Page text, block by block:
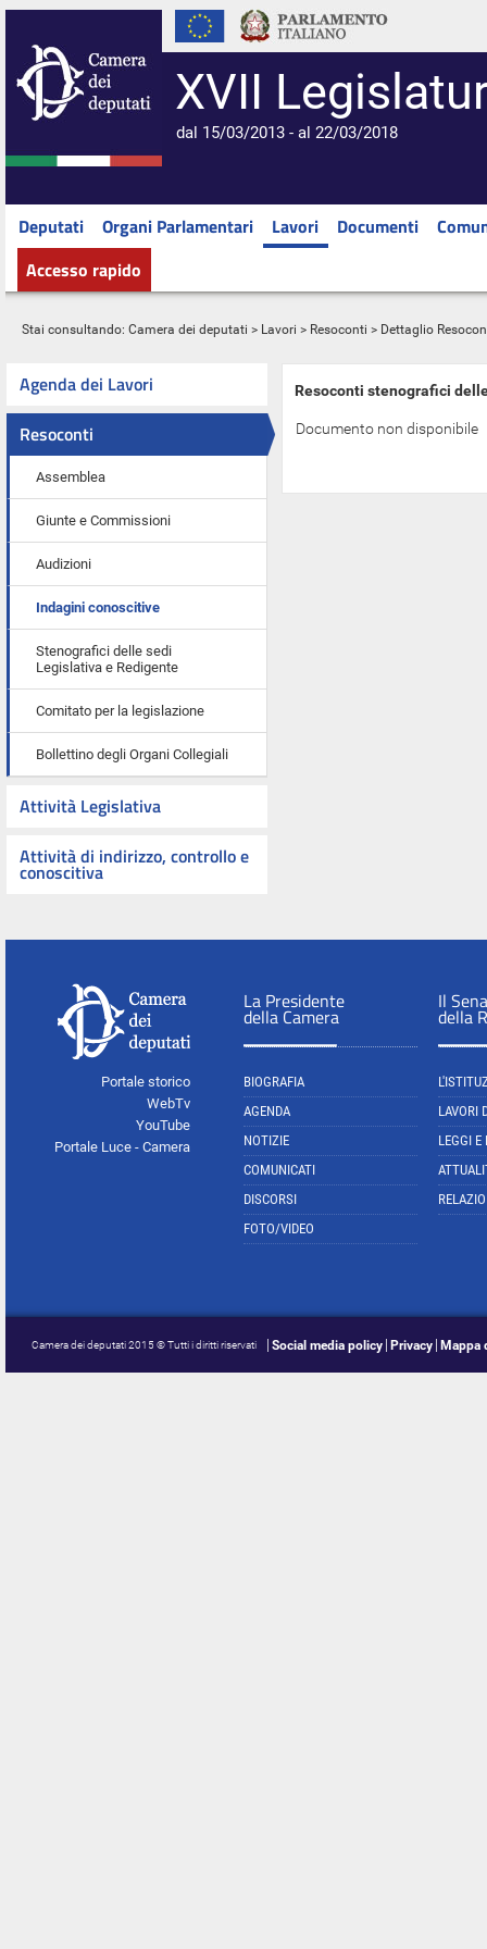
XVII
dal 15/03/2013 - al 22/03/2018
Deputati Organi Parlamentari Lavori Documenti
Accesso rapido
Stai consultando: Camera dei deputati > Lavori > Resoconti > Dettaglio
Agenda dei Lavori
Resoconti
Assemblea
Giunte e Commissioni
Audizioni
Indagini conoscitive
Stenografici delle sedi
Legislativa e Redigente
Comitato per la legislazione
Bollettino degli Organi Collegiali
Attività Legislativa
Attività di indirizzo, controllo e
conoscitiva
Resoconti stenografici
Documento non disponibile
Portale storico
WebTv
YouTube
Portale Luce - Camera
La Presidente
della Camera
BIOGRAFIA
AGENDA
NOTIZIE
COMUNICATI
DISCORSI
FOTO/VIDEO
Il
della
LAVORI
LEGGI E
Camera dei deputati 2015 © Tutti i diritti riservati Social media policy Privacy Mappa